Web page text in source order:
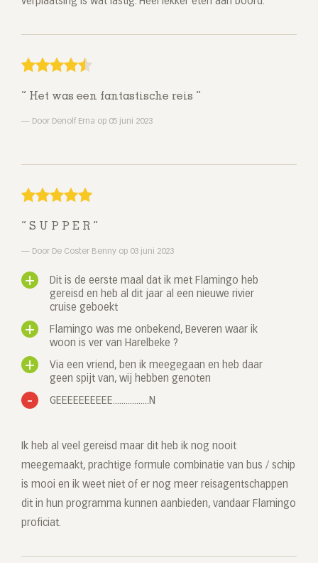
Het was een fantastische reis
Door Denolf Erna op 05 juni 2023
S U P P E R
Door De Coster Benny op 03 juni 2023
Dit is de eerste maal dat ik met Flamingo heb
gereisd en heb al dit jaar al een nieuwe rivier
cruise geboekt
Flamingo was me onbekend, Beveren waar ik
woon is ver van Harelbeke ?
Via een vriend, ben ik meegegaan en heb daar
geen spijt van, wij hebben genoten
GEEEEEEEEEE.................N
Ik heb al veel gereisd maar dit heb ik nog nooit
meegemaakt, prachtige formule combinatie van bus / schip
is mooi en ik weet niet of er nog meer reisagentschappen
dit in hun programma kunnen aanbieden, vandaar Flamingo
proficiat.